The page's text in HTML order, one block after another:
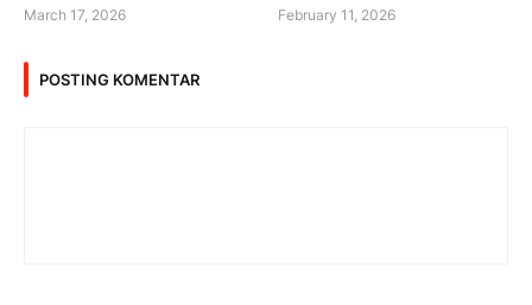
March 17, 2026 February 11, 2026
POSTING KOMENTAR